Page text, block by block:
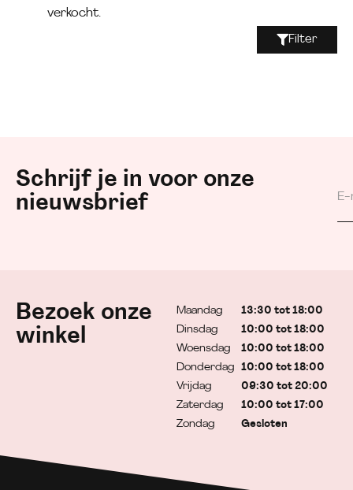
verkocht.
Filter
Schrijf je in voor onze
nieuwsbrief
Bezoek onze
winkel
Maandag
Dinsdag
Woensdag
Donderdag
Vrijdag
Zaterdag
Zondag
13:30 tot 18:00
10:00 tot 18:00
10:00 tot 18:00
10:00 tot 18:00
09:30 tot 20:00
10:00 tot 17:00
Gesloten